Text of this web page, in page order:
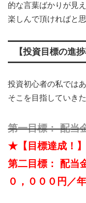
的な言葉ばかりが見
楽しんで頂ければと思
【投資目標の進捗
投資初心者の私では
そこを目指していき
第一目標： 配当
★【目標達成！】
第二目標： 配当
０，０００円／年